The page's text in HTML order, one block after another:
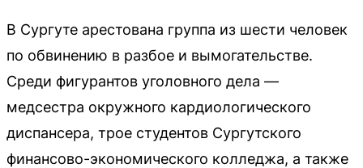
В Сургуте арестована группа из шести человек
по обвинению в разбое и вымогательстве.
Среди фигурантов уголовного дела —
медсестра окружного кардиологического
диспансера, трое студентов Сургутского
финансово-экономического колледжа, а также